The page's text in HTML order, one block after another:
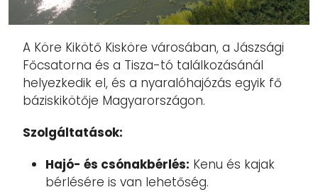
A Köre Kikötő Kisköre városában, a Jászsági
Főcsatorna és a Tisza-tó találkozásánál
helyezkedik el, és a nyaralóhajózás egyik fő
báziskikötője Magyarországon.
Szolgáltatások:
Hajó- és csónakbérlés: Kenu és kajak
bérlésére is van lehetőség.